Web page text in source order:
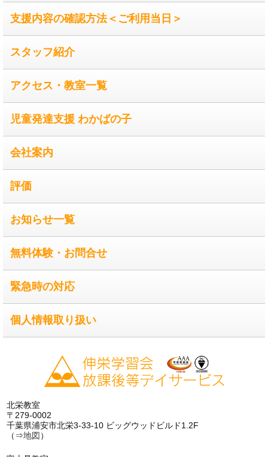
支援内容の確認方法＜ご利用当日＞
スタッフ紹介
アクセス・教室一覧
児童発達支援 わかばの子
会社案内
評価
お知らせ一覧
無料体験・お問合せ
緊急時の対応
個人情報取り扱い
北栄教室
〒279-0002
千葉県浦安市北栄3-33-10 ビッグウッドビルド1.2F
（⇒地図 ）